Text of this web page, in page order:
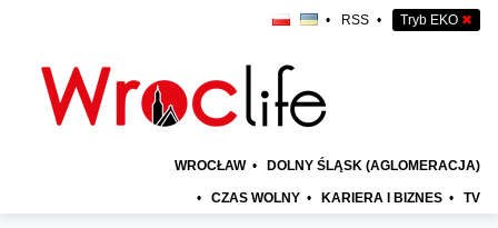
• RSS • Tryb EKO ✖
WROCŁAW • DOLNY ŚLĄSK (AGLOMERACJA)
• CZAS WOLNY • KARIERA I BIZNES • TV